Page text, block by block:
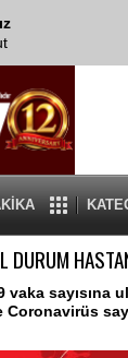
DURUM
vaka sayısına